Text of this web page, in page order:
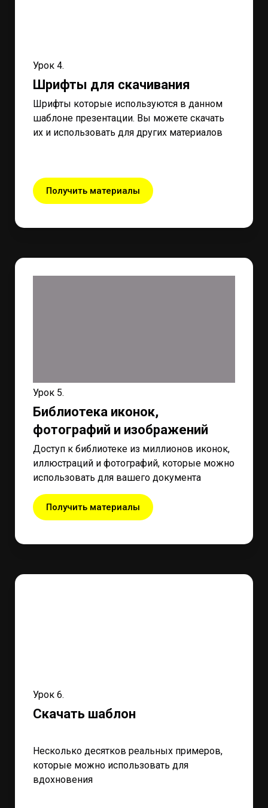
Урок 4.
Шрифты для скачивания
Шрифты которые используются в данном
шаблоне презентации. Вы можете скачать
их и использовать для других материалов
Получить материалы
Урок 5.
Библиотека иконок,
фотографий и изображений
Доступ к библиотеке из миллионов иконок,
иллюстраций и фотографий, которые можно
использовать для вашего документа
Получить материалы
Урок 6.
Скачать шаблон
Несколько десятков реальных примеров,
которые можно использовать для
вдохновения